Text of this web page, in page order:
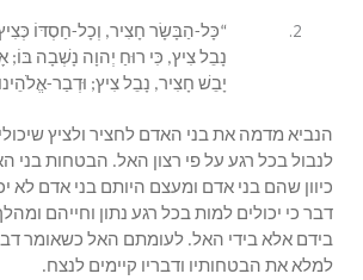
“כָּל-הַבָּשָׂר חָצִיר, וְכָל-חַסְדּוֹ
נָבֵל צִיץ, כִּי רוּחַ יְהוָה נָשְׁבָה
יָבֵשׁ חָצִיר, נָבֵל צִיץ; וּדְבַר-
הנביא מדמה את בני האדם לחציר ולציץ
לנבול בכל רגע על פי רצון האל. הבטחות בני
כיוון שהם בני אדם ומעצם היותם בני אדם לא
דבר כי יכולים למות בכל רגע נתון וחייהם
בידם אלא בידי האל. לעומתם האל כשאומר דבר
למלא את הבטחותיו ודבריו קיימים לנצח.